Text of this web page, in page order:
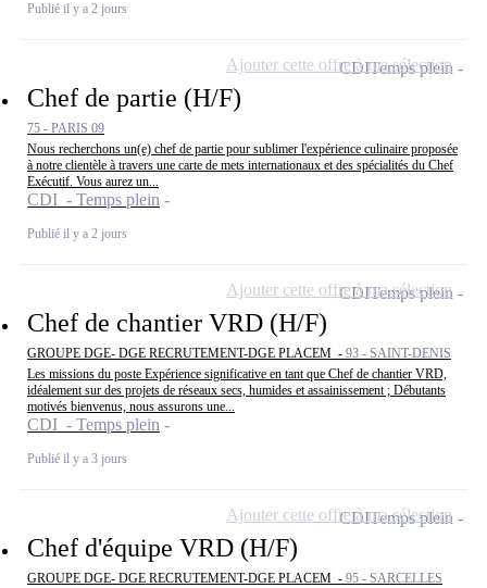
Publié il y a 2 jours
Chef de partie (H/F)
75 - PARIS 09
Nous recherchons un(e) chef de partie pour sublimer l'expérience culinaire proposée
à notre clientèle à travers une carte de mets internationaux et des spécialités du Chef
Exécutif. Vous aurez un...
CDI - Temps plein
Publié il y a 2 jours
CDITemps plein
Ajouter cette offre à ma sélection
Chef de chantier VRD (H/F)
GROUPE DGE- DGE RECRUTEMENT-DGE PLACEM - 93 - SAINT-DENIS
Les missions du poste Expérience significative en tant que Chef de chantier VRD,
idéalement sur des projets de réseaux secs, humides et assainissement ; Débutants
motivés bienvenus, nous assurons une...
CDI - Temps plein
Publié il y a 3 jours
CDITemps plein
Ajouter cette offre à ma sélection
Chef d'équipe VRD (H/F)
GROUPE DGE- DGE RECRUTEMENT-DGE PLACEM - 95 - SARCELLES
CDITemps plein
Ajouter cette offre à ma sélection